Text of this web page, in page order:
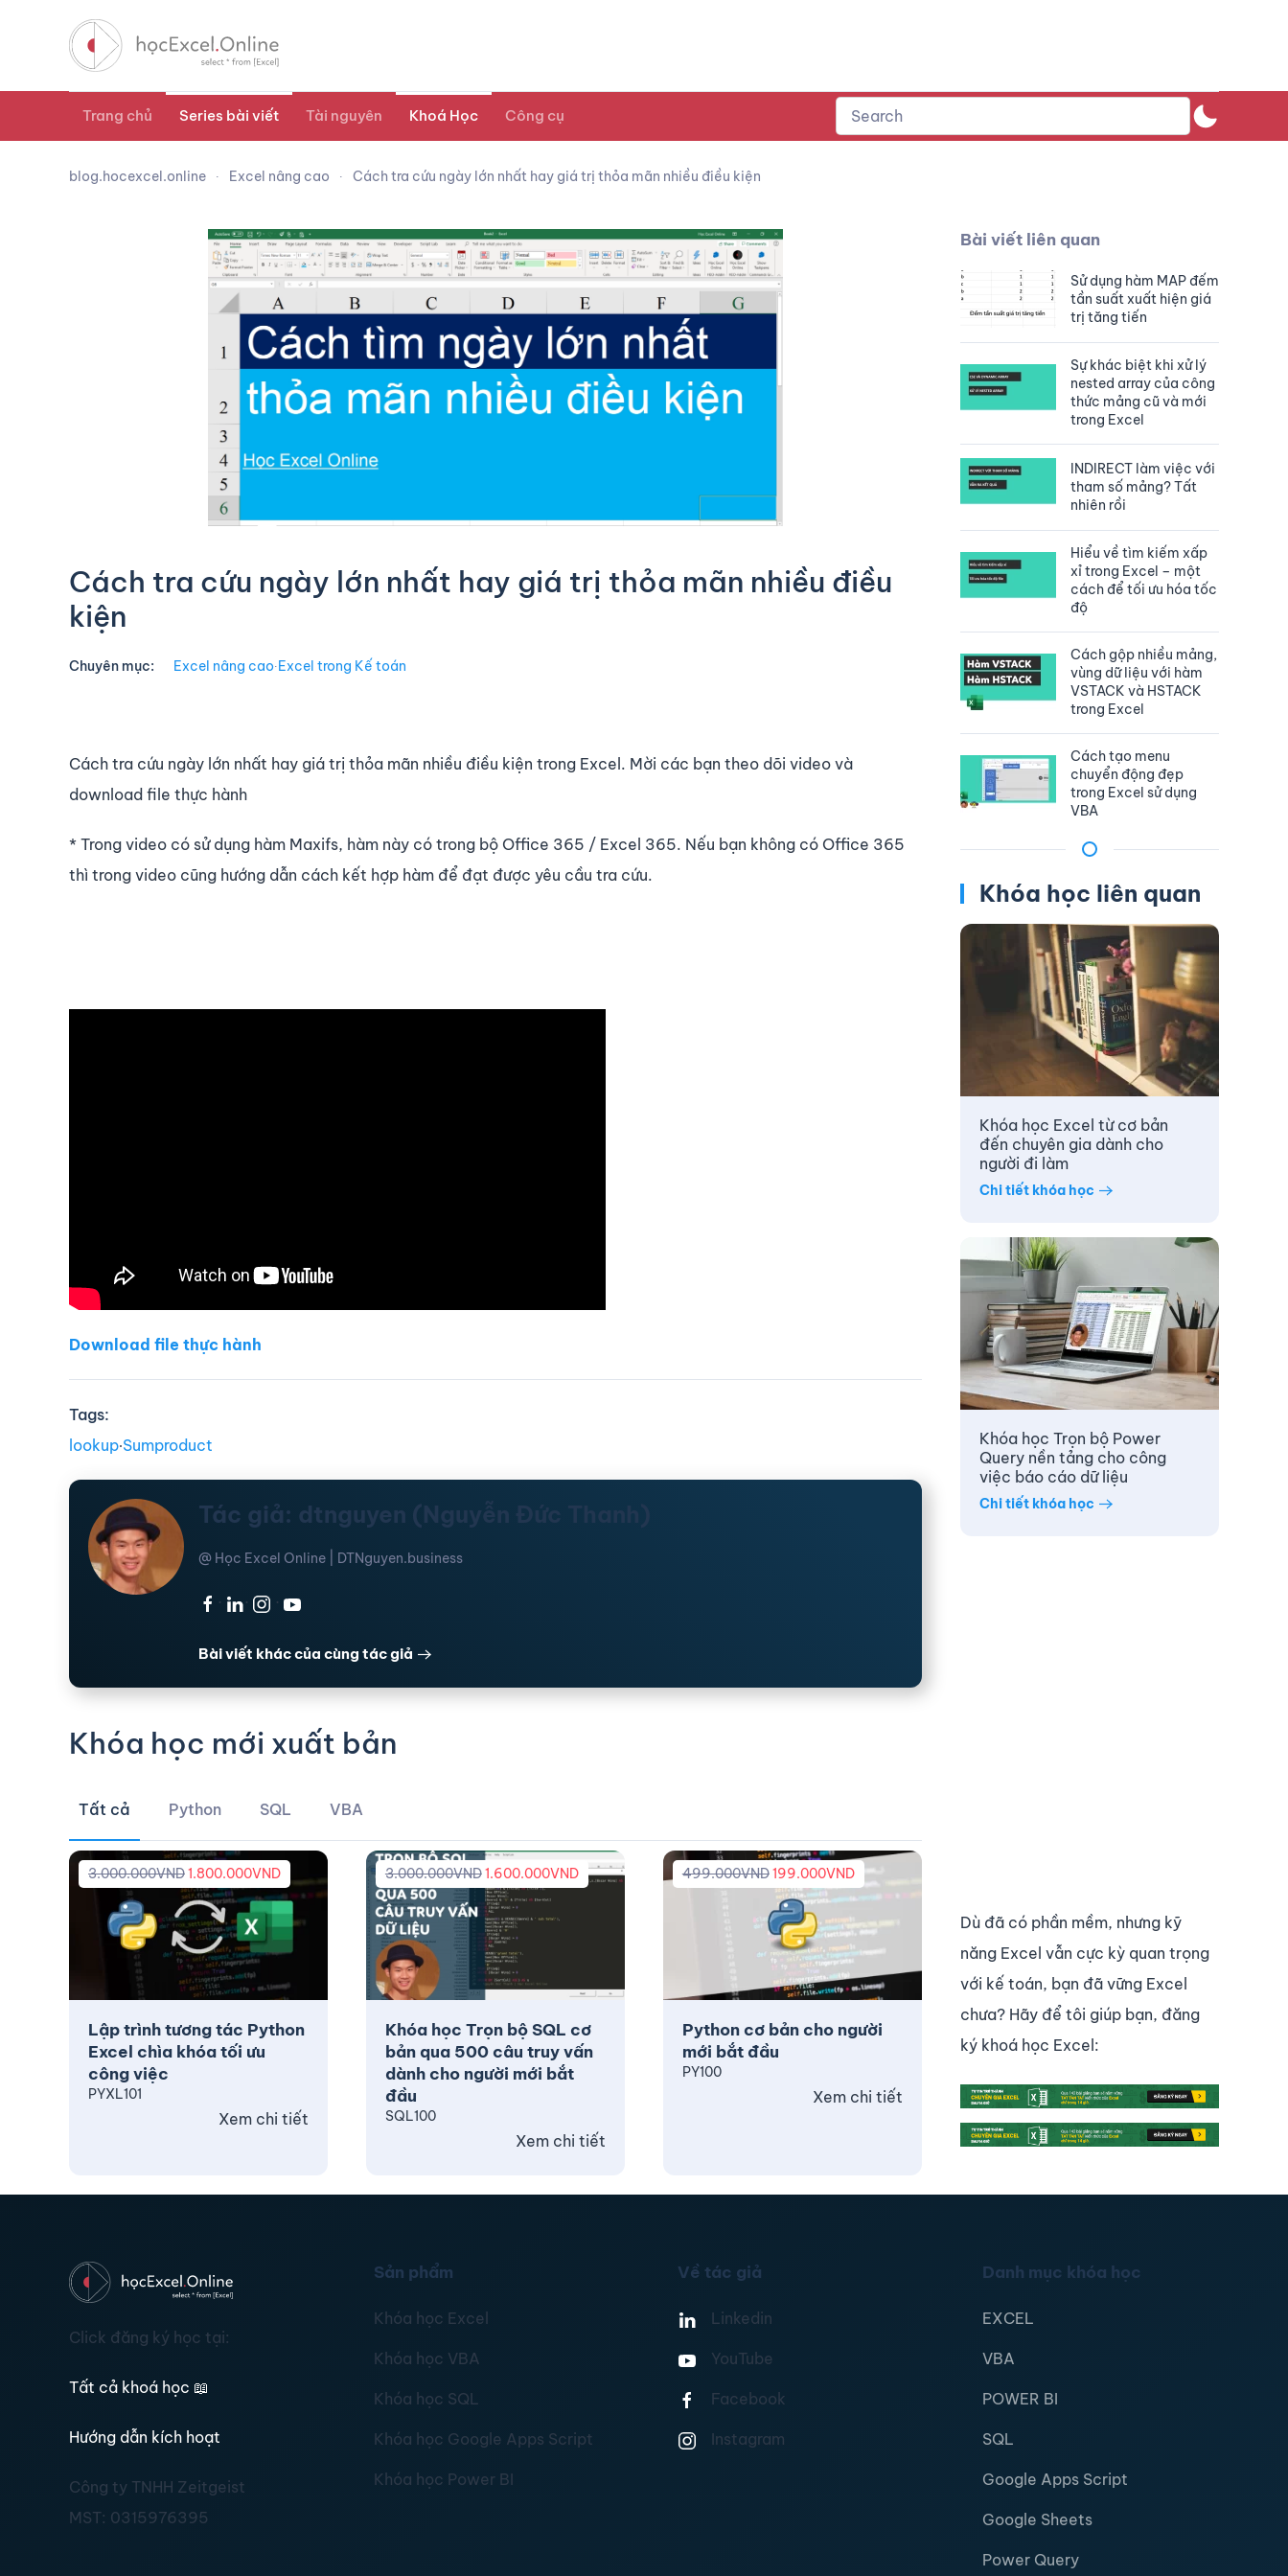
Trang chủ Series bài viết Tài nguyên Khoá Học Công cụ
blog.hocexcel.online Excel nâng cao Cách tra cứu ngày lớn nhất hay giá trị thỏa mãn nhiều điều kiện
Cách tra cứu ngày lớn nhất hay giá trị thỏa mãn nhiều điều
kiện
Chuyên mục: Excel nâng cao∙Excel trong Kế toán
Cách tra cứu ngày lớn nhất hay giá trị thỏa mãn nhiều điều kiện trong Excel. Mời các bạn theo dõi video và
download file thực hành
* Trong video có sử dụng hàm Maxifs, hàm này có trong bộ Office 365 / Excel 365. Nếu bạn không có Office 365
thì trong video cũng hướng dẫn cách kết hợp hàm để đạt được yêu cầu tra cứu.
Download file thực hành
Tags:
lookup∙Sumproduct
Tác giả: dtnguyen (Nguyễn Đức Thanh)
@ Học Excel Online | DTNguyen.business
· · ·
Bài viết khác của cùng tác giả
Khóa học mới xuất bản
Tất cả Python SQL VBA
Lập trình tương tác Python
Excel chìa khóa tối ưu
công việc
3.000.000VND1.800.000VND
PYXL101
Xem chi tiết
Khóa học Trọn bộ SQL cơ
bản qua 500 câu truy vấn
dành cho người mới bắt
đầu
3.000.000VND1.600.000VND
SQL100
Xem chi tiết
Python cơ bản cho người
mới bắt đầu
499.000VND199.000VND
PY100
Xem chi tiết
Bài viết liên quan
Sử dụng hàm MAP đếm
tần suất xuất hiện giá
trị tăng tiến
Sự khác biệt khi xử lý
nested array của công
thức mảng cũ và mới
trong Excel
INDIRECT làm việc với
tham số mảng? Tất
nhiên rồi
Hiểu về tìm kiếm xấp
xỉ trong Excel – một
cách để tối ưu hóa tốc
độ
Cách gộp nhiều mảng,
vùng dữ liệu với hàm
VSTACK và HSTACK
trong Excel
Cách tạo menu
chuyển động đẹp
trong Excel sử dụng
VBA
Khóa học liên quan
Khóa học Excel từ cơ bản
đến chuyên gia dành cho
người đi làm
Chi tiết khóa học
Khóa học Trọn bộ Power
Query nền tảng cho công
việc báo cáo dữ liệu
Chi tiết khóa học
Dù đã có phần mềm, nhưng kỹ
năng Excel vẫn cực kỳ quan trọng
với kế toán, bạn đã vững Excel
chưa? Hãy để tôi giúp bạn, đăng
ký khoá học Excel:
Click đăng ký học tại:
Tất cả khoá học 📖
Hướng dẫn kích hoạt
Công ty TNHH Zeitgeist
MST: 0315976395
Sản phẩm
Khóa học Excel
Khóa học VBA
Khóa học SQL
Khóa học Google Apps Script
Khóa học Power BI
Về tác giả
Linkedin
YouTube
Facebook
Instagram
Danh mục khóa học
EXCEL
VBA
POWER BI
SQL
Google Apps Script
Google Sheets
Power Query